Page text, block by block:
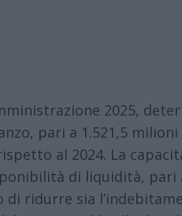
2025,
pari a 1.521,5
al 2024. La
di liquidità, pari
di ridurre sia